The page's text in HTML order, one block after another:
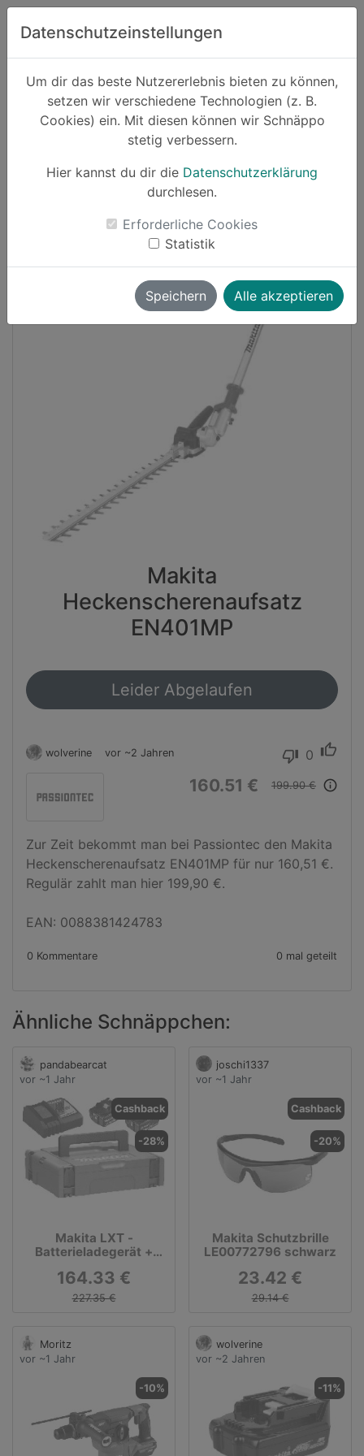
Zum Hauptinhalt springen
Datenschutzeinstellungen
Um dir das beste Nutzererlebnis bieten zu können,
setzen wir verschiedene Technologien (z. B.
Cookies) ein. Mit diesen können wir Schnäppo
stetig verbessern.
Hier kannst du dir die Datenschutzerklärung
durchlesen.
Erforderliche Cookies
Statistik
Speichern Alle akzeptieren
Suchen
Schnäppchen Haushalt und Garten
-20%
Makita
Heckenscherenaufsatz
EN401MP
Leider Abgelaufen
wolverine vor ~2 Jahren thumb_down 0 thumb_up
160.51 € 199.90 € info_outline
Zur Zeit bekommt man bei Passiontec den Makita
Heckenscherenaufsatz EN401MP für nur 160,51 €.
Regulär zahlt man hier 199,90 €.
EAN: 0088381424783
0 Kommentare 0 mal geteilt
Ähnliche Schnäppchen:
pandabearcat
vor ~1 Jahr
Cashback
-28%
Makita LXT -
Batterieladegerät +
DHR263Z, DHR263ZJ,
DHR264Z, DHR264ZJ,
DUH651Z, DUR364LZ
164.33 €
227.35 €
joschi1337
vor ~1 Jahr
Cashback
-20%
Makita Schutzbrille
LE00772796 schwarz
23.42 €
29.14 €
Moritz
vor ~1 Jahr
-10%
wolverine
vor ~2 Jahren
-11%